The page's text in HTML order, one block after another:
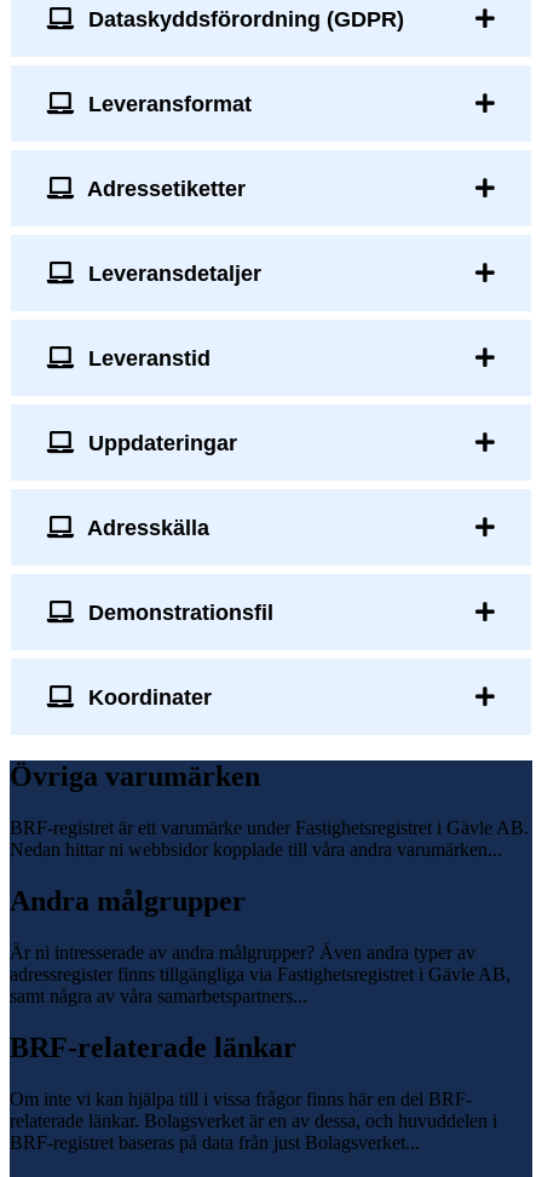
Dataskyddsförordning (GDPR)
Leveransformat
Adressetiketter
Leveransdetaljer
Leveranstid
Uppdateringar
Adresskälla
Demonstrationsfil
Koordinater
Övriga varumärken
BRF-registret är ett varumärke under Fastighetsregistret i Gävle AB.
Nedan hittar ni webbsidor kopplade till våra andra varumärken...
Andra målgrupper
Är ni intresserade av andra målgrupper? Även andra typer av
adressregister finns tillgängliga via Fastighetsregistret i Gävle AB,
samt några av våra samarbetspartners...
BRF-relaterade länkar
Om inte vi kan hjälpa till i vissa frågor finns här en del BRF-
relaterade länkar. Bolagsverket är en av dessa, och huvuddelen i
BRF-registret baseras på data från just Bolagsverket...